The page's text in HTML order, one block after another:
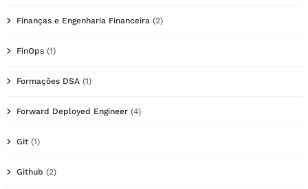
Finanças e Engenharia Financeira (2)
FinOps (1)
Formações DSA (1)
Forward Deployed Engineer (4)
Git (1)
Github (2)